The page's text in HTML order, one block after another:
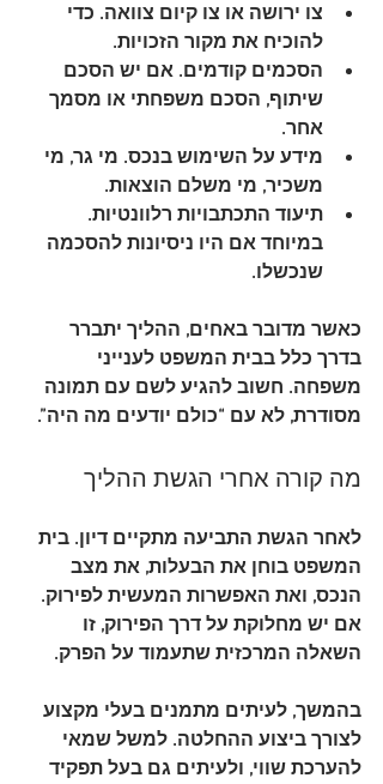
צו ירושה או צו קיום צוואה. כדי
להוכיח את מקור הזכויות.
הסכמים קודמים. אם יש הסכם
שיתוף, הסכם משפחתי או מסמך
אחר.
מידע על השימוש בנכס. מי גר, מי
משכיר, מי משלם הוצאות.
תיעוד התכתבויות רלוונטיות.
במיוחד אם היו ניסיונות להסכמה
שנכשלו.
כאשר מדובר באחים, ההליך יתברר
בדרך כלל בבית המשפט לענייני
משפחה. חשוב להגיע לשם עם תמונה
מסודרת, לא עם “כולם יודעים מה היה”.
מה קורה אחרי הגשת ההליך
לאחר הגשת התביעה מתקיים דיון. בית
המשפט בוחן את הבעלות, את מצב
הנכס, ואת האפשרות המעשית לפירוק.
אם יש מחלוקת על דרך הפירוק, זו
השאלה המרכזית שתעמוד על הפרק.
בהמשך, לעיתים מתמנים בעלי מקצוע
לצורך ביצוע ההחלטה. למשל שמאי
להערכת שווי, ולעיתים גם בעל תפקיד